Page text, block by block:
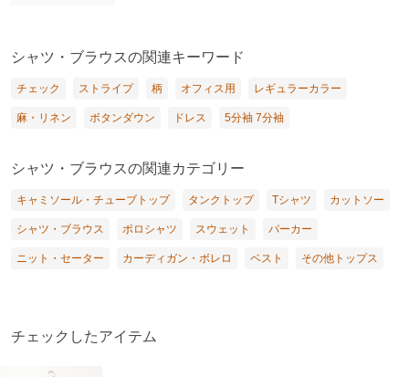
シャツ・ブラウスの関連キーワード
チェック ストライプ 柄 オフィス用 レギュラーカラー
麻・リネン ボタンダウン ドレス 5分袖 7分袖
シャツ・ブラウスの関連カテゴリー
キャミソール・チューブトップ タンクトップ Tシャツ カットソー
シャツ・ブラウス ポロシャツ スウェット パーカー
ニット・セーター カーディガン・ボレロ ベスト その他トップス
チェックしたアイテム